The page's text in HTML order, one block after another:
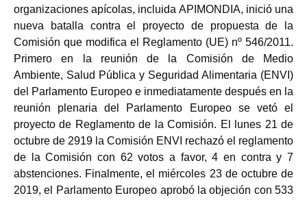
organizaciones apícolas, incluida APIMONDIA, inició una
nueva batalla contra el proyecto de propuesta de la
Comisión que modifica el Reglamento (UE) nº 546/2011.
Primero en la reunión de la Comisión de Medio
Ambiente, Salud Pública y Seguridad Alimentaria (ENVI)
del Parlamento Europeo e inmediatamente después en la
reunión plenaria del Parlamento Europeo se vetó el
proyecto de Reglamento de la Comisión. El lunes 21 de
octubre de 2919 la Comisión ENVI rechazó el reglamento
de la Comisión con 62 votos a favor, 4 en contra y 7
abstenciones. Finalmente, el miércoles 23 de octubre de
2019, el Parlamento Europeo aprobó la objeción con 533